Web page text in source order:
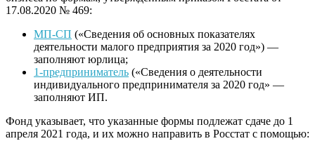
17.08.2020 № 469:
МП-СП («Сведения об основных показателях
деятельности малого предприятия за 2020 год») —
заполняют юрлица;
1-предприниматель («Сведения о деятельности
индивидуального предпринимателя за 2020 год» —
заполняют ИП.
Фонд указывает, что указанные формы подлежат сдаче до 1
апреля 2021 года, и их можно направить в Росстат с помощью: